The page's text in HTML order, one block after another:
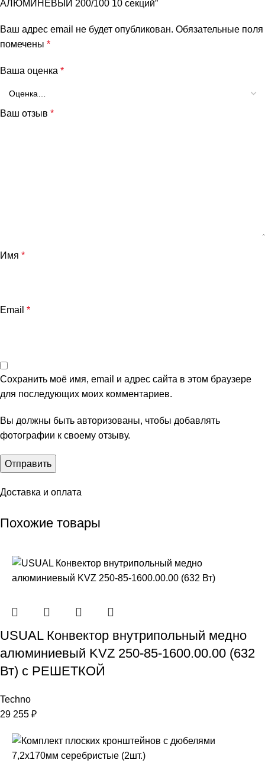
АЛЮМИНЕВЫЙ 200/100 10 секций”
Ваш адрес email не будет опубликован. Обязательные поля
помечены *
Ваша оценка *
Ваш отзыв *
Имя *
Email *
Сохранить моё имя, email и адрес сайта в этом браузере
для последующих моих комментариев.
Вы должны быть авторизованы, чтобы добавлять
фотографии к своему отзыву.
Доставка и оплата
Похожие товары
USUAL Конвектор внутрипольный медно
алюминиевый KVZ 250-85-1600.00.00 (632
Вт) с РЕШЕТКОЙ
Techno
29 255 ₽